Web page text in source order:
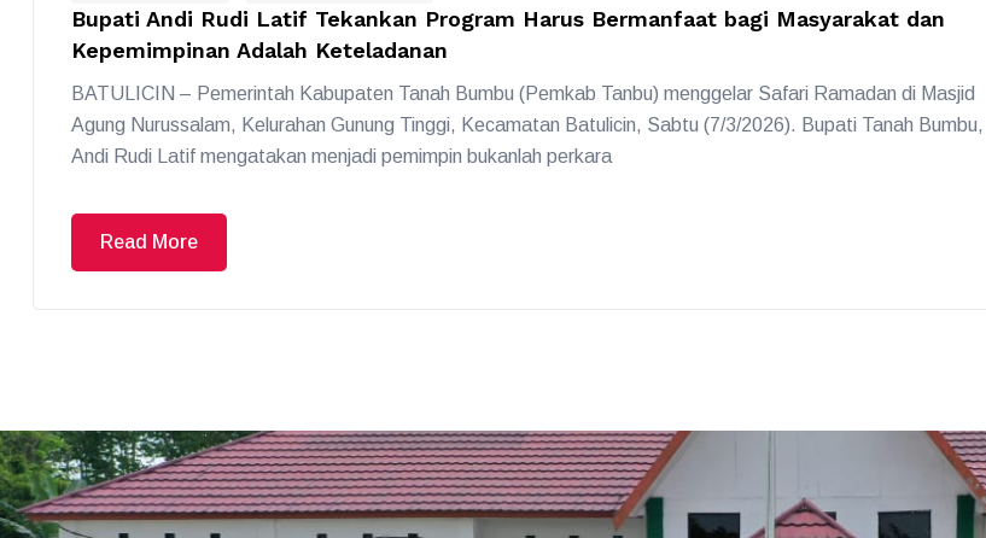
Bupati Andi Rudi Latif Tekankan Program Harus Bermanfaat bagi Masyarakat dan
Kepemimpinan Adalah Keteladanan
BATULICIN – Pemerintah Kabupaten Tanah Bumbu (Pemkab Tanbu) menggelar Safari Ramadan di Masjid
Agung Nurussalam, Kelurahan Gunung Tinggi, Kecamatan Batulicin, Sabtu (7/3/2026). Bupati Tanah Bumbu,
Andi Rudi Latif mengatakan menjadi pemimpin bukanlah perkara
Read More